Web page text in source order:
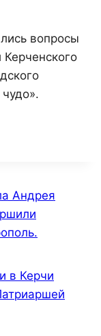
вопросы
Андрея
в Керчи